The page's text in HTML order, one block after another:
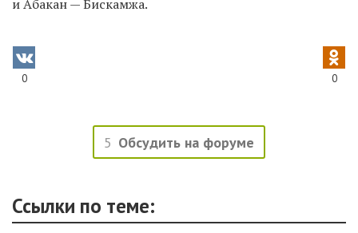
и Абакан — Бискамжа.
0 0
5 Обсудить на форуме
Ссылки по теме: